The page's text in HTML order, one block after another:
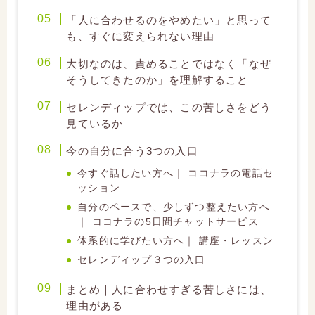
「人に合わせるのをやめたい」と思って
も、すぐに変えられない理由
大切なのは、責めることではなく「なぜ
そうしてきたのか」を理解すること
セレンディップでは、この苦しさをどう
見ているか
今の自分に合う3つの入口
今すぐ話したい方へ｜ ココナラの電話セ
ッション
自分のペースで、少しずつ整えたい方へ
｜ ココナラの5日間チャットサービス
体系的に学びたい方へ｜ 講座・レッスン
セレンディップ３つの入口
まとめ｜人に合わせすぎる苦しさには、
理由がある